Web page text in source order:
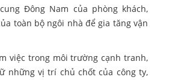
Đông Nam của phòng khách,
toàn bộ ngôi nhà để gia tăng vận
việc trong môi trường cạnh tranh,
những vị trí chủ chốt của công ty,